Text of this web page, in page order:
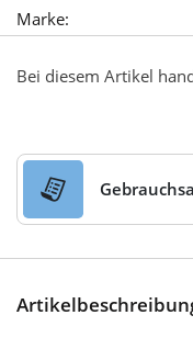
Marke:
Bei diesem Artikel